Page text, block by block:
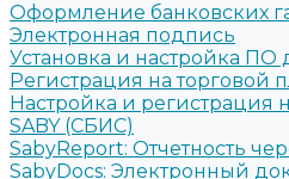
Оформление банковских
Электронная подпись
Установка и настройка ПО
Регистрация на торговой
Настройка и регистрация
SABY (СБИС)
SabyReport: Отчетность
SabyDocs: Электронный